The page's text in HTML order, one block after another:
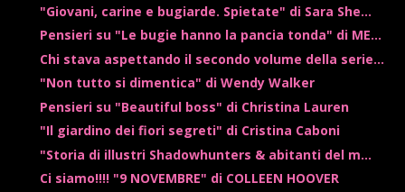
"Giovani, carine e bugiarde. Spietate" di Sara She...
Pensieri su "Le bugie hanno la pancia tonda" di ME...
Chi stava aspettando il secondo volume della serie...
"Non tutto si dimentica" di Wendy Walker
Pensieri su "Beautiful boss" di Christina Lauren
"Il giardino dei fiori segreti" di Cristina Caboni
"Storia di illustri Shadowhunters & abitanti del m...
Ci siamo!!!! "9 NOVEMBRE" di COLLEEN HOOVER